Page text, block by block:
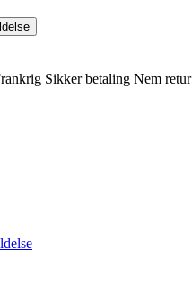
Sikker betaling Nem retur